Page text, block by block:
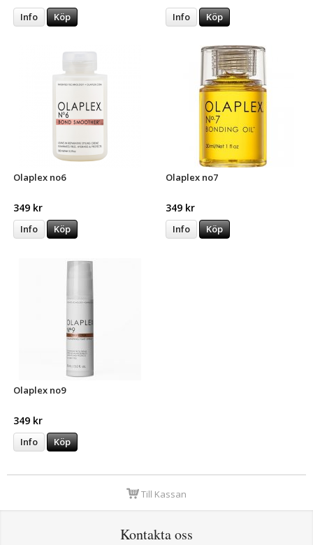
Info Köp Info Köp
Olaplex no6
349 kr
Info Köp
Olaplex no7
349 kr
Info Köp
Olaplex no9
349 kr
Info Köp
Till Kassan
Kontakta oss